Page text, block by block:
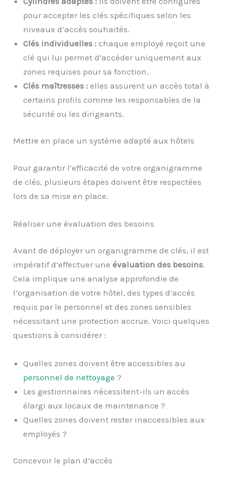
pour accepter les clés spécifiques selon les
niveaux d’accès souhaités.
Clés individuelles : chaque employé reçoit une
clé qui lui permet d’accéder uniquement aux
zones requises pour sa fonction.
Clés maîtresses : elles assurent un accès total à
certains profils comme les responsables de la
sécurité ou les dirigeants.
Mettre en place un système adapté aux hôtels
Pour garantir l’efficacité de votre organigramme
de clés, plusieurs étapes doivent être respectées
lors de sa mise en place.
Réaliser une évaluation des besoins
Avant de déployer un organigramme de clés, il est
impératif d’effectuer uneévaluation des besoins.
Cela implique une analyse approfondie de
l’organisation de votre hôtel, des types d’accès
requis par le personnel et des zones sensibles
nécessitant une protection accrue. Voici quelques
questions à considérer :
Quelles zones doivent être accessibles au
personnel de nettoyage ?
Les gestionnaires nécessitent-ils un accès
élargi aux locaux de maintenance ?
Quelles zones doivent rester inaccessibles aux
employés ?
Concevoir le plan d’accès